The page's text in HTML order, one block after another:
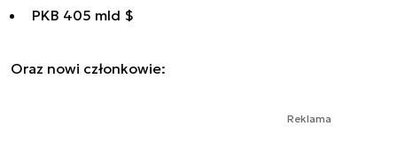
PKB 405 mld $
Oraz nowi członkowie:
Reklama